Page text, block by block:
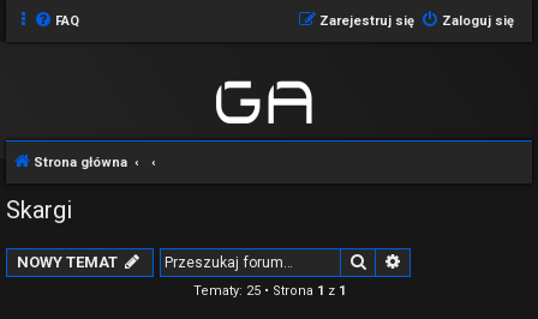
FAQ Zaloguj się
Zarejestruj się
Strona główna
Skargi
NOWY TEMAT Szukaj
Tematy: 25 • Strona 1 z 1